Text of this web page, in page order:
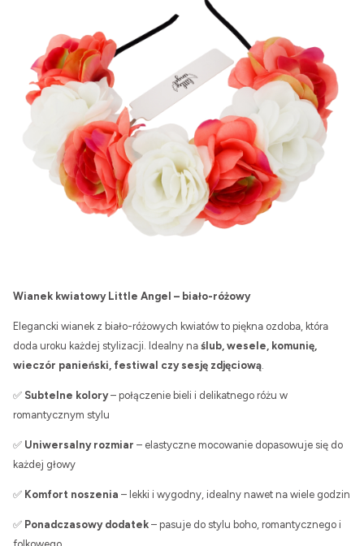
Wianek kwiatowy Little Angel – biało-różowy
Elegancki wianek z biało-różowych kwiatów to piękna ozdoba, która
doda uroku każdej stylizacji. Idealny na ślub, wesele, komunię,
wieczór panieński, festiwal czy sesję zdjęciową
✅ Subtelne kolory– połączenie bieli i delikatnego różu w
romantycznym stylu
✅ Uniwersalny rozmiar – elastyczne mocowanie dopasowuje się do
każdej głowy
✅ Komfort noszenia – lekki i wygodny, idealny nawet na wiele godzin
✅ Ponadczasowy dodatek – pasuje do stylu boho, romantycznego i